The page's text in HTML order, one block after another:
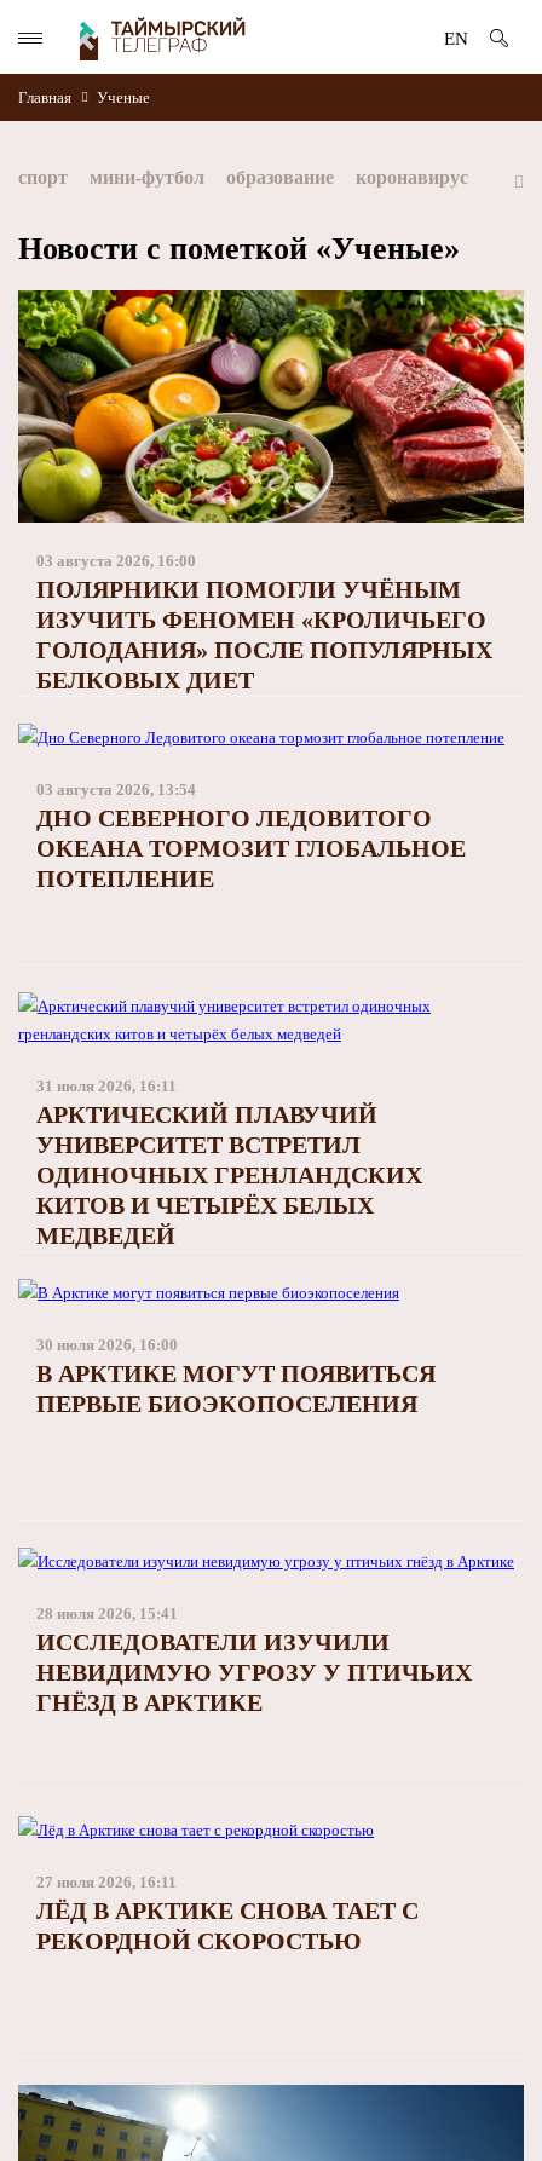
EN
Главная Ученые
спорт мини-футбол образование коронавирус
Норникель Красноярский край Таймыр Дудинка
автографы истории Красноярскийкрай Арктика
МФК Норильский никель хоккей
Заполярный филиал Норникеля NordStar ЗГУ
Новости с пометкой «Ученые»
03 августа 2026, 16:00
ПОЛЯРНИКИ ПОМОГЛИ УЧЁНЫМ
ИЗУЧИТЬ ФЕНОМЕН «КРОЛИЧЬЕГО
ГОЛОДАНИЯ» ПОСЛЕ ПОПУЛЯРНЫХ
БЕЛКОВЫХ ДИЕТ
03 августа 2026, 13:54
ДНО СЕВЕРНОГО ЛЕДОВИТОГО
ОКЕАНА ТОРМОЗИТ ГЛОБАЛЬНОЕ
ПОТЕПЛЕНИЕ
31 июля 2026, 16:11
АРКТИЧЕСКИЙ ПЛАВУЧИЙ
УНИВЕРСИТЕТ ВСТРЕТИЛ
ОДИНОЧНЫХ ГРЕНЛАНДСКИХ
КИТОВ И ЧЕТЫРЁХ БЕЛЫХ
МЕДВЕДЕЙ
30 июля 2026, 16:00
В АРКТИКЕ МОГУТ ПОЯВИТЬСЯ
ПЕРВЫЕ БИОЭКОПОСЕЛЕНИЯ
28 июля 2026, 15:41
ИССЛЕДОВАТЕЛИ ИЗУЧИЛИ
НЕВИДИМУЮ УГРОЗУ У ПТИЧЬИХ
ГНЁЗД В АРКТИКЕ
27 июля 2026, 16:11
ЛЁД В АРКТИКЕ СНОВА ТАЕТ С
РЕКОРДНОЙ СКОРОСТЬЮ